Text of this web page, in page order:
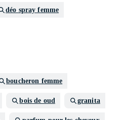
déo spray femme
boucheron femme
bois de oud granita